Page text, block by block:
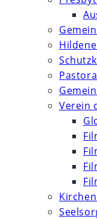
Verein